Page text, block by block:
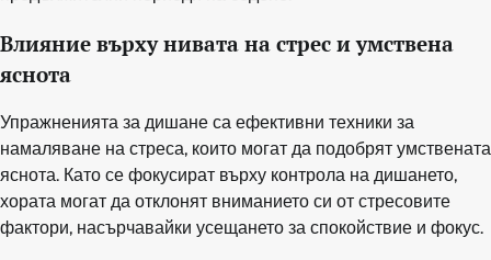
Влияние върху нивата на стрес и умствена
яснота
Упражненията за дишане са ефективни техники за
намаляване на стреса, които могат да подобрят умствената
яснота. Като се фокусират върху контрола на дишането,
хората могат да отклонят вниманието си от стресовите
фактори, насърчавайки усещането за спокойствие и фокус.